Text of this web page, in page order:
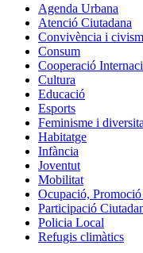
Agenda Urbana
Atenció Ciutadana
Convivència i
Consum
Cooperació
Cultura
Educació
Esports
Feminisme i
Habitatge
Infància
Joventut
Mobilitat
Ocupació,
Participació
Policia Local
Refugis climàtics